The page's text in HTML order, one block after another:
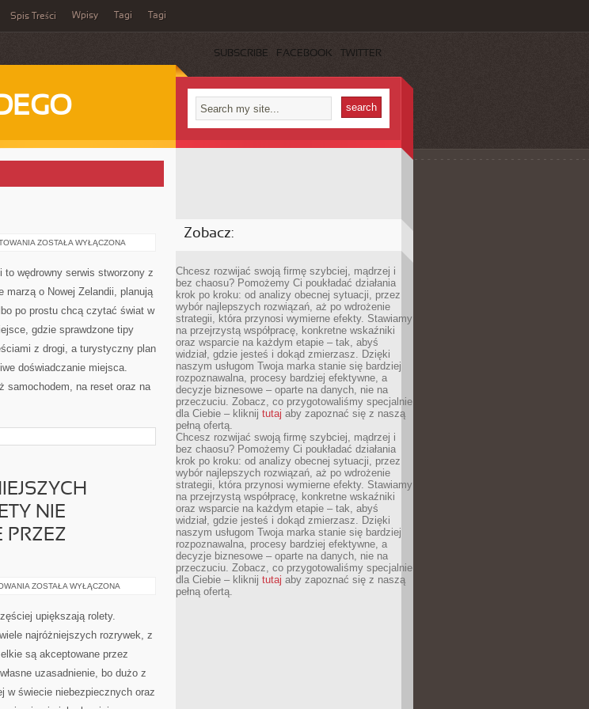
Spis Treści Wpisy Tagi Tagi
SUBSCRIBE FACEBOOK TWITTER
PLAŻE
ZOSTAŁA WYŁĄCZONA
to wędrowny serwis stworzony z
marzą o Nowej Zelandii, planują
po prostu chcą czytać świat w
gdzie sprawdzone tipy
z drogi, a turystyczny plan
doświadczanie miejsca.
samochodem, na reset oraz na
NIE
PRZEZ
MŁODZIEŻ
NAJRÓŻNIEJSZYCH
ROZRYWEK,
KTÓRYCH
NIE
SĄ
PRZEZ
SPOŁECZEŃSTWO
ZOSTAŁA WYŁĄCZONA
upiększają rolety.
najróżniejszych rozrywek, z
są akceptowane przez
uzasadnienie, bo dużo z
w świecie niebezpiecznych oraz
Zobacz:
Chcesz rozwijać swoją firmę szybciej, mądrzej i
bez chaosu? Pomożemy Ci poukładać działania
krok po kroku: od analizy obecnej sytuacji, przez
wybór najlepszych rozwiązań, aż po wdrożenie
strategii, która przynosi wymierne efekty. Stawiamy
na przejrzystą współpracę, konkretne wskaźniki
oraz wsparcie na każdym etapie – tak, abyś
widział, gdzie jesteś i dokąd zmierzasz. Dzięki
naszym usługom Twoja marka stanie się bardziej
rozpoznawalna, procesy bardziej efektywne, a
decyzje biznesowe – oparte na danych, nie na
przeczuciu. Zobacz, co przygotowaliśmy specjalnie
dla Ciebie – kliknij tutaj aby zapoznać się z naszą
pełną ofertą.
Chcesz rozwijać swoją firmę szybciej, mądrzej i
bez chaosu? Pomożemy Ci poukładać działania
krok po kroku: od analizy obecnej sytuacji, przez
wybór najlepszych rozwiązań, aż po wdrożenie
strategii, która przynosi wymierne efekty. Stawiamy
na przejrzystą współpracę, konkretne wskaźniki
oraz wsparcie na każdym etapie – tak, abyś
widział, gdzie jesteś i dokąd zmierzasz. Dzięki
naszym usługom Twoja marka stanie się bardziej
rozpoznawalna, procesy bardziej efektywne, a
decyzje biznesowe – oparte na danych, nie na
przeczuciu. Zobacz, co przygotowaliśmy specjalnie
dla Ciebie – kliknij tutaj aby zapoznać się z naszą
pełną ofertą.